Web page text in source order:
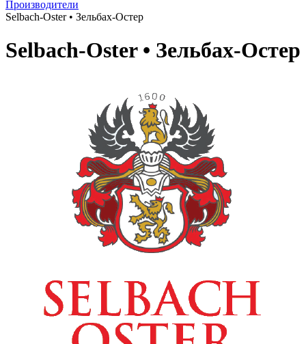
Производители
Selbach-Oster • Зельбах-Остер
Selbach-Oster • Зельбах-Остер